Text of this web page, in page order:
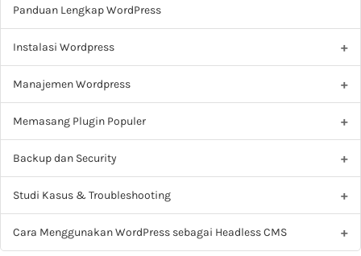
Panduan Lengkap WordPress
Instalasi Wordpress
Manajemen Wordpress
Memasang Plugin Populer
Backup dan Security
Studi Kasus & Troubleshooting
Cara Menggunakan WordPress sebagai Headless CMS